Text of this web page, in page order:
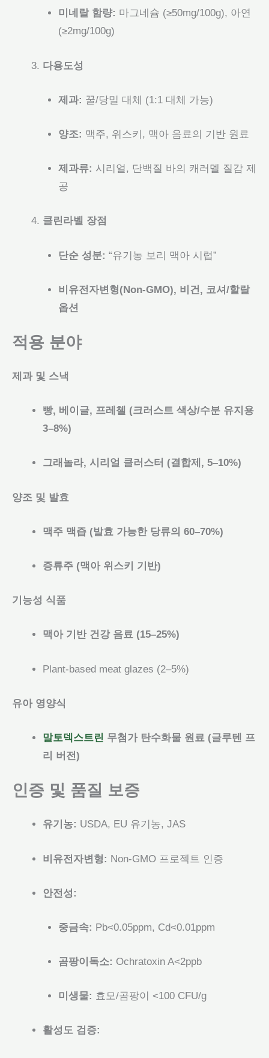
미네랄 함량: 마그네슘 (≥50mg/100g), 아연
(≥2mg/100g)
다용도성
제과: 꿀/당밀 대체 (1:1 대체 가능)
양조: 맥주, 위스키, 맥아 음료의 기반 원료
제과류: 시리얼, 단백질 바의 캐러멜 질감 제
공
클린라벨 장점
단순 성분: “유기농 보리 맥아 시럽”
비유전자변형(Non-GMO), 비건, 코셔/할랄
옵션
적용 분야
제과 및 스낵
빵, 베이글, 프레첼 (크러스트 색상/수분 유지용
3–8%)
그래놀라, 시리얼 클러스터 (결합제, 5–10%)
양조 및 발효
맥주 맥즙 (발효 가능한 당류의 60–70%)
증류주 (맥아 위스키 기반)
기능성 식품
맥아 기반 건강 음료 (15–25%)
Plant-based meat glazes (2–5%)
유아 영양식
말토덱스트린 무첨가 탄수화물 원료 (글루텐 프
리 버전)
인증 및 품질 보증
유기농: USDA, EU 유기농, JAS
비유전자변형: Non-GMO 프로젝트 인증
안전성:
중금속: Pb<0.05ppm, Cd<0.01ppm
곰팡이독소: Ochratoxin A<2ppb
미생물: 효모/곰팡이 <100 CFU/g
활성도 검증: